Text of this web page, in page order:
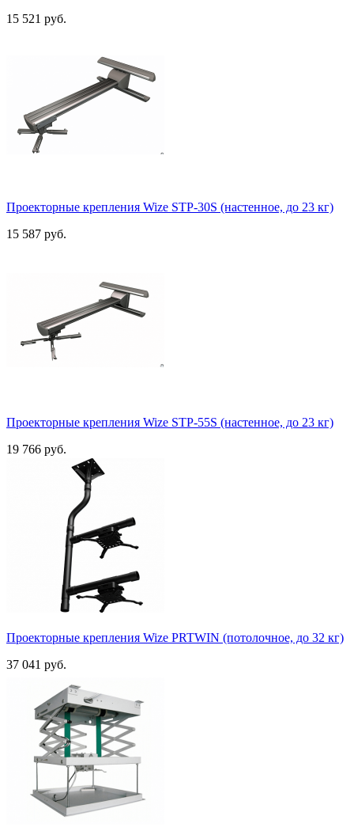
15 521 руб.
Проекторные крепления Wize STP-30S (настенное, до 23 кг)
15 587 руб.
Проекторные крепления Wize STP-55S (настенное, до 23 кг)
19 766 руб.
Проекторные крепления Wize PRTWIN (потолочное, до 32 кг)
37 041 руб.